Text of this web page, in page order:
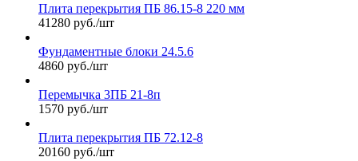
Плита перекрытия ПБ 86.15-8 220 мм
41280 руб./шт
Фундаментные блоки 24.5.6
4860 руб./шт
Перемычка 3ПБ 21-8п
1570 руб./шт
Плита перекрытия ПБ 72.12-8
20160 руб./шт